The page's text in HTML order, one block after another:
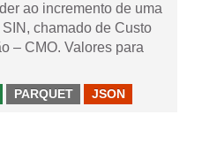
ao incremento de uma
chamado de Custo
– CMO. Valores para
PARQUET JSON